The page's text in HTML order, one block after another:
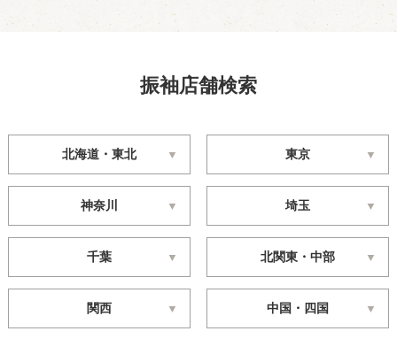
振袖店舗検索
北海道・東北 東京
神奈川 埼玉
千葉 北関東・中部
関西 中国・四国